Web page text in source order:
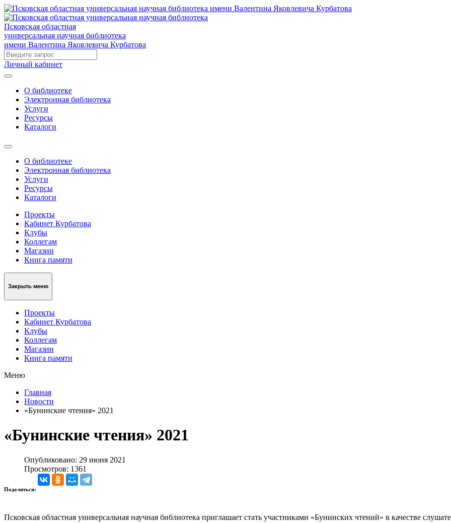
Псковская областная
универсальная научная библиотека
имени Валентина Яковлевича Курбатова
Личный кабинет
О библиотеке
Электронная библиотека
Услуги
Ресурсы
Каталоги
О библиотеке
Электронная библиотека
Услуги
Ресурсы
Каталоги
Проекты
Кабинет Курбатова
Клубы
Коллегам
Магазин
Книга памяти
Закрыть меню
Проекты
Кабинет Курбатова
Клубы
Коллегам
Магазин
Книга памяти
Меню
Главная
Новости
«Бунинские чтения» 2021
«Бунинские чтения» 2021
Опубликовано: 29 июня 2021
Просмотров: 1361
Поделиться:
Псковская областная универсальная научная библиотека приглашает стать участниками «Бунинских чтений» в качестве